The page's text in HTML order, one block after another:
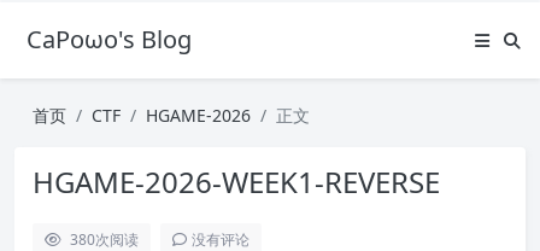
CaPoωo's Blog
首页 CTF HGAME-2026 正文
HGAME-2026-WEEK1-REVERSE
380次阅读 没有评论